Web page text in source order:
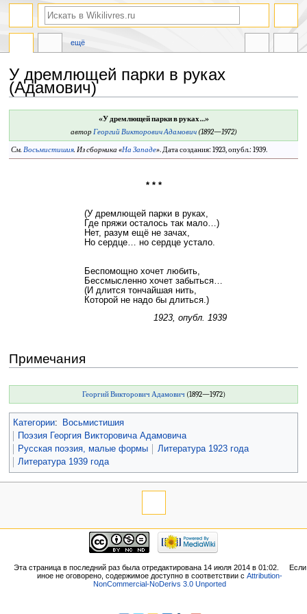
У дремлющей парки в руках
(Адамович)
навигации
поиску
«У дремлющей парки в руках…»
авторГеоргий Викторович Адамович(1892—1972)
См. Восьмистишия. Из сборника «На Западе». Дата создания: 1923, опубл.: 1939.
* * *
(У дремлющей парки в руках,
Где пряжи осталось так мало…)
Нет, разум ещё не зачах,
Но сердце… но сердце устало.
Беспомощно хочет любить,
Бессмысленно хочет забыться…
(И длится тончайшая нить,
Которой не надо бы длиться.)
1923, опубл. 1939
Примечания
Георгий Викторович Адамович (1892—1972)
Категории:
Восьмистишия
Поэзия Георгия Викторовича Адамовича
Русская поэзия, малые формы
Литература 1923 года
Литература 1939 года
ещё
Эта страница в последний раз была отредактирована 14 июля 2014 в 01:02.
Если
иное не оговорено, содержимое доступно в соответствии сAttribution-
NonCommercial-NoDerivs 3.0 Unported